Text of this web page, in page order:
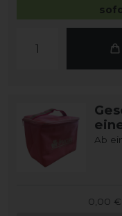
Ab
0,00 €